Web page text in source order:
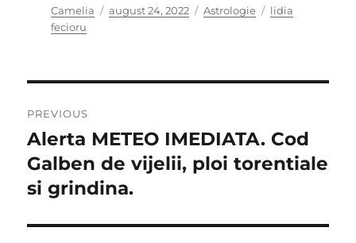
Author
Camelia
Posted
august 24, 2022 Categories
Astrologie Tags
lidia
fecioru
în
articole
PREVIOUS
Previous
post:
Alerta METEO IMEDIATA. Cod
Galben de vijelii, ploi torentiale
si grindina.